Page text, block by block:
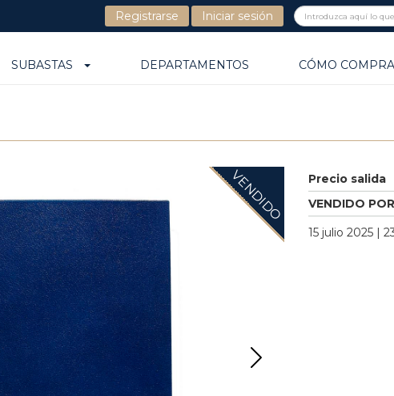
Registrarse Iniciar sesión
SUBASTAS DEPARTAMENTOS CÓMO
VENDIDO Precio salida
VENDIDO POR
15 julio 2025 |